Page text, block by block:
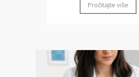
Pročitajte više